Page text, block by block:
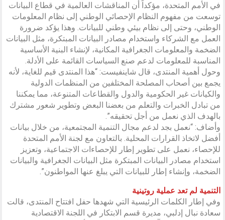
في الأمم المتحدة، مؤكداً أن المناقشات العالمية في قطاع البيانات
توسعت من مفهوم النظام الإحصائي الوطني إلى نظام المعلومات
الوطني، وحتى إلى نظام بيئي وطني للبيانات. وهذا يؤكد ضرورة
العمل مع الشركاء واستخدام مصادر البيانات المبتكرة، مثل البيانات
الضخمة والمعلومات الجغرافية المكانية، لإنشاء البنية الأساسية
المناسبة للمعلومات لدعم صنع السياسات القائمة على الأدلة.
وحول أهمية المنتدى، قال شاينفيست: “هذا المنتدى قيم للغاية، لأنه
يجمع بين أصحاب المصلحة المختلفين من المنظمات الدولية
والكيانات غير الحكومية والدول والقطاعات المتنوعة، مما يمكننا
من تبادل الخبرات والتعلم من بعضنا البعض وتطوير شعور مشترك
بالهدف الذي نعمل من أجل تحقيقه”.
وأضاف: “نعمل بجد لدعم مجال التنمية المجتمعية، من خلال بيانات
أفضل لاتخاذ القرارات المحلية. بالتعاون مع لجنة الأمم المتحدة
للإحصاء، نعمل على تطوير إطار للإحصاءات الاجتماعية، وتعزيز
استخدام مصادر البيانات المبتكرة مثل البيانات الجغرافية والبيانات
الضخمة، وإنشاء إطار للبيانات التي يبلغ عنها المواطنون”.
التنمية لم تعد عملية روتينية
وفي إطار الكلمات الرئيسية التي شهدها حفل افتتاح المنتدى، قالت
سعادة نبال إدلبي، مديرة قسم الابتكار في اللجنة الاقتصادية